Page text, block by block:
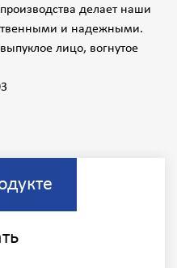
делает наши
и надежными.
лицо, вогнутое